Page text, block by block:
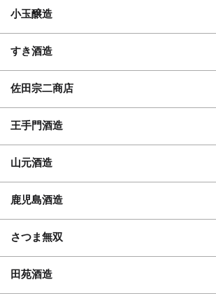
小玉醸造
すき酒造
佐田宗二商店
王手門酒造
山元酒造
鹿児島酒造
さつま無双
田苑酒造